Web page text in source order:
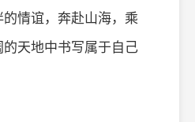
情谊，奔赴山海，乘
天地中书写属于自己